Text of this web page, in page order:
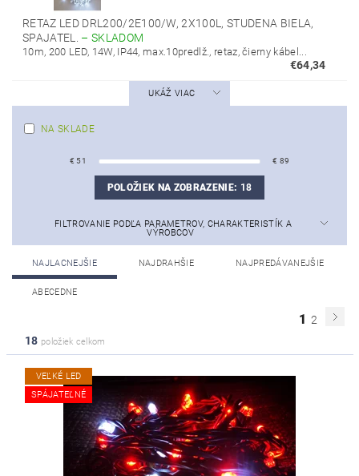
RETAZ LED DRL200/2E100/W, 2X100L, STUDENA BIELA,
SPAJATEL. – SKLADOM
10m, 200 LED, 14W, IP44, max.10predlž., retaz, čierny kábel...
€64,34
UKÁŽ VIAC
NA SKLADE
€ 51 € 89
POLOŽIEK NA ZOBRAZENIE: 18
FILTROVANIE PODĽA PARAMETROV, CHARAKTERISTÍK A
VÝROBCOV
NAJLACNEJŠIE NAJDRAHŠIE NAJPREDÁVANEJŠIE
ABECEDNE
1 2
18 položiek celkom
VEĽKÉ LED
SPÁJATEĽNÉ